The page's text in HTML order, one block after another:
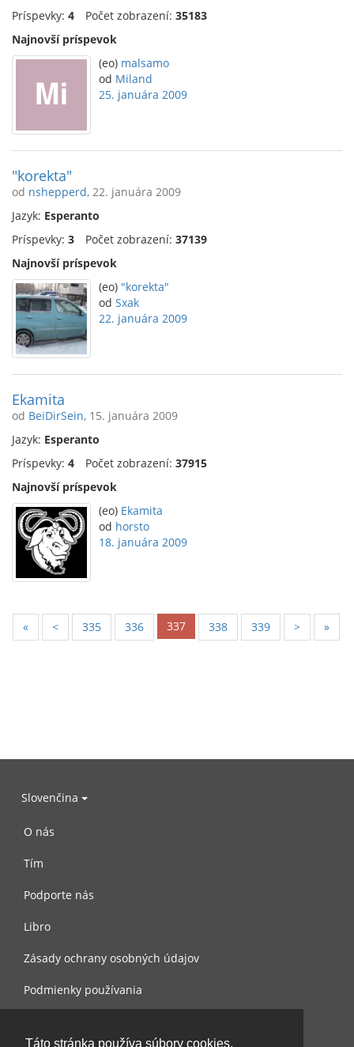
Táto stránka používa súbory cookies.
Príspevky: 4 Počet zobrazení: 35183
Najnovší príspevok
(eo) malsamo
od Miland
25. januára 2009
"korekta"
od nshepperd, 22. januára 2009
Jazyk: Esperanto
Príspevky: 3 Počet zobrazení: 37139
Najnovší príspevok
(eo) "korekta"
od Sxak
22. januára 2009
Ekamita
od BeiDirSein, 15. januára 2009
Jazyk: Esperanto
Príspevky: 4 Počet zobrazení: 37915
Najnovší príspevok
(eo) Ekamita
od horsto
18. januára 2009
« < 335 336 337 338 339 > »
Slovenčina
O nás
Tím
Podporte nás
Libro
Zásady ochrany osobných údajov
Podmienky používania